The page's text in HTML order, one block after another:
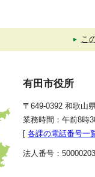
こ
有田市役所
〒649-0392 和歌山
業務時間：午前8時
[ 各課の電話番号一
法人番号：